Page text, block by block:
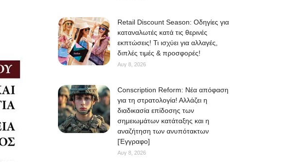
Retail Discount Season: Οδηγίες για
καταναλωτές κατά τις θερινές
εκπτώσεις! Τι ισχύει για αλλαγές,
διπλές τιμές & προσφορές!
Αυγ 8, 2026
Conscription Reform: Νέα απόφαση
για τη στρατολογία! Αλλάζει η
διαδικασία επίδοσης των
σημειωμάτων κατάταξης και η
αναζήτηση των ανυπότακτων
[Έγγραφο]
Αυγ 8, 2026